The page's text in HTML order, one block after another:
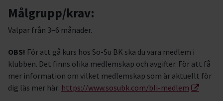
Målgrupp/krav:
Valpar från 3–6 månader.
OBS! För att gå kurs hos So-Su BK ska du vara medlem i
klubben. Det finns olika medlemskap och avgifter. För att få
mer information om vilket medlemskap som är aktuellt för
dig läs mer här: https://www.sosubk.com/bli-medlem